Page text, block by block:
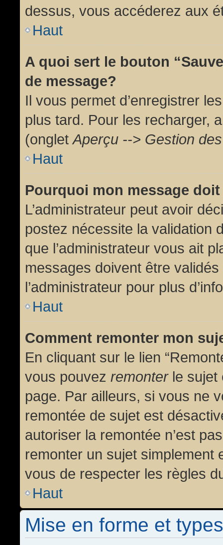
dessus, vous accéderez aux
Haut
A quoi sert le bouton
de message?
Il vous permet d’enregistrer
plus tard. Pour les recharger,
(ongletAperçu --> Gestion
Haut
Pourquoi mon message
L’administrateur peut avoir
postez nécessite la validation
que l’administrateur vous ait
messages doivent être
l’administrateur pour plus
Haut
Comment remonter mon
En cliquant sur le lien
vous pouvez remonterle sujet
page. Par ailleurs, si vous ne
remontée de sujet est
autoriser la remontée n’est
remonter un sujet simplement
vous de respecter les règles
Haut
Mise en forme et